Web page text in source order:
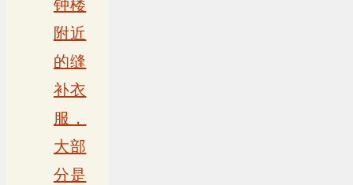
钟楼
附近
的缝
补衣
服，
大部
分是